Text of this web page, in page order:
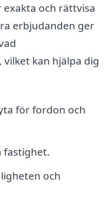
och rättvisa
erbjudanden ger
kan hjälpa dig
för fordon och
fastighet.
och